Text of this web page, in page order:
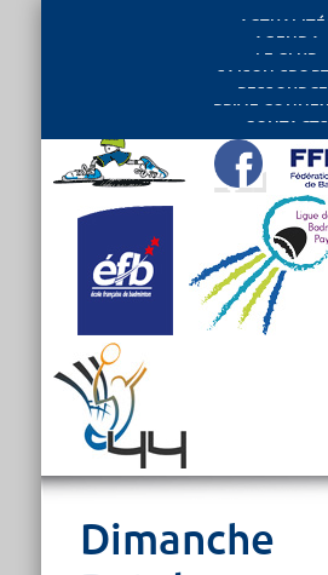
AGENDA
LE CLUB
SAISON
PRIVE
CONTACTS
Dimanche